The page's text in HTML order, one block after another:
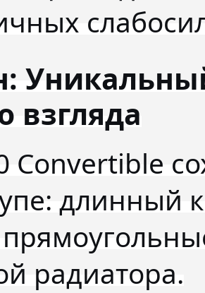
взгляда
Convertible
длинный
радиатора.